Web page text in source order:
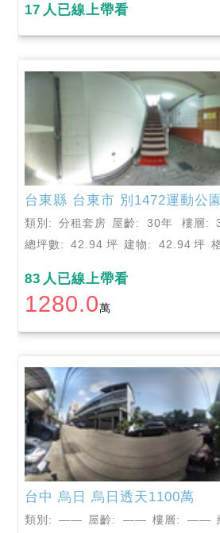
17 人已線上帶看
台東縣 台東市 別1472運動公
類別: 分租套房 屋齡: 30年 樓層:
總坪數:
42.94 坪 建物: 42.94 坪
83 人已線上帶看
1280.0萬
台中 烏日 烏日透天1100萬
類別: —— 屋齡: —— 樓層: ——